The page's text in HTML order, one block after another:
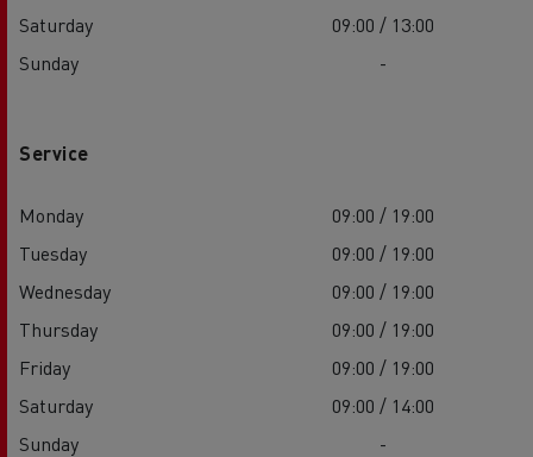
Saturday
09:00 / 13:00
Sunday
-
Service
Monday
09:00 / 19:00
Tuesday
09:00 / 19:00
Wednesday
09:00 / 19:00
Thursday
09:00 / 19:00
Friday
09:00 / 19:00
Saturday
09:00 / 14:00
Sunday
-